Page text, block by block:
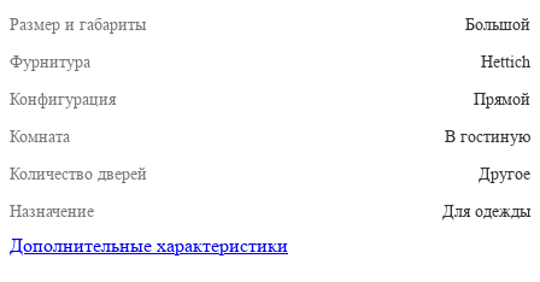
Размер и габариты
Большой
Фурнитура
Hettich
Конфигурация
Прямой
Комната
В гостиную
Количество дверей
Другое
Назначение
Для одежды
Дополнительные характеристики